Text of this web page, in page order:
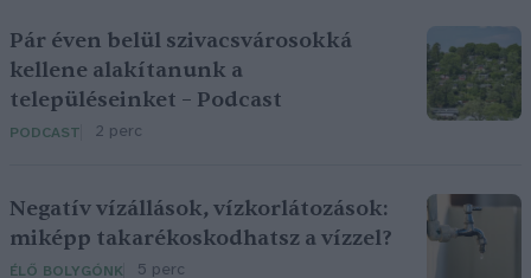
Pár éven belül szivacsvárosokká
kellene alakítanunk a
településeinket – Podcast
PODCAST 2 perc
Negatív vízállások, vízkorlátozások:
miképp takarékoskodhatsz a vízzel?
ÉLŐ BOLYGÓNK 5 perc